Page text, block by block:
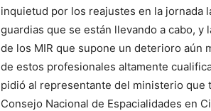
inquietud por los reajustes en la jornada
guardias que se están llevando a cabo,
de los MIR que supone un deterioro aún
de estos profesionales altamente
pidió al representante del ministerio que
Consejo Nacional de Espacialidades en